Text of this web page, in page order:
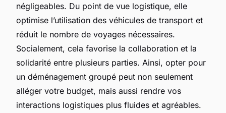
négligeables. Du point de vue logistique, elle
optimise l’utilisation des véhicules de transport et
réduit le nombre de voyages nécessaires.
Socialement, cela favorise la collaboration et la
solidarité entre plusieurs parties. Ainsi, opter pour
un déménagement groupé peut non seulement
alléger votre budget, mais aussi rendre vos
interactions logistiques plus fluides et agréables.